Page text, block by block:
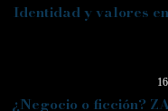
Identidad y valores
¿Negocio o ficción?